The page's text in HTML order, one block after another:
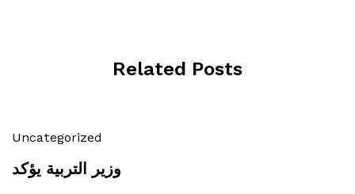
Related Posts
Uncategorized
وزير التربية يؤكد